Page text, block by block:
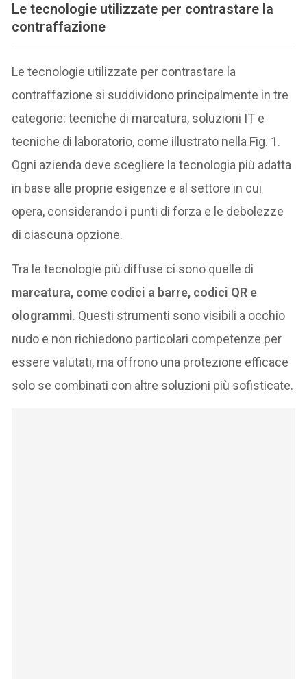
Le tecnologie utilizzate per contrastare la
contraffazione
Le tecnologie utilizzate per contrastare la
contraffazione si suddividono principalmente in tre
categorie: tecniche di marcatura, soluzioni IT e
tecniche di laboratorio, come illustrato nella Fig. 1.
Ogni azienda deve scegliere la tecnologia più adatta
in base alle proprie esigenze e al settore in cui
opera, considerando i punti di forza e le debolezze
di ciascuna opzione.
Tra le tecnologie più diffuse ci sono quelle di
marcatura, come codici a barre, codici QR e
ologrammi. Questi strumenti sono visibili a occhio
nudo e non richiedono particolari competenze per
essere valutati, ma offrono una protezione efficace
solo se combinati con altre soluzioni più sofisticate.